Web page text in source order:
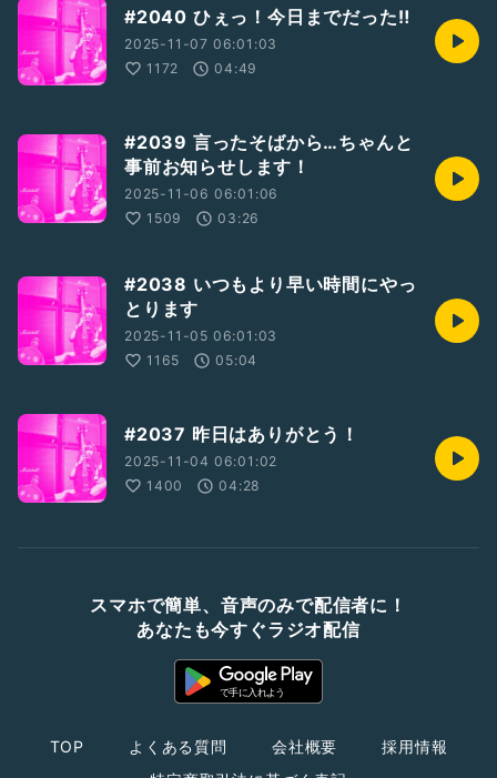
#2040 ひぇっ！今日までだった‼︎
2025-11-07 06:01:03
1172
04:49
#2039 言ったそばから…ちゃんと
事前お知らせします！
2025-11-06 06:01:06
1509
03:26
#2038 いつもより早い時間にやっ
とります
2025-11-05 06:01:03
1165
05:04
#2037 昨日はありがとう！
2025-11-04 06:01:02
1400
04:28
スマホで簡単、音声のみで配信者に！
あなたも今すぐラジオ配信
TOP よくある質問 会社概要
採用情報